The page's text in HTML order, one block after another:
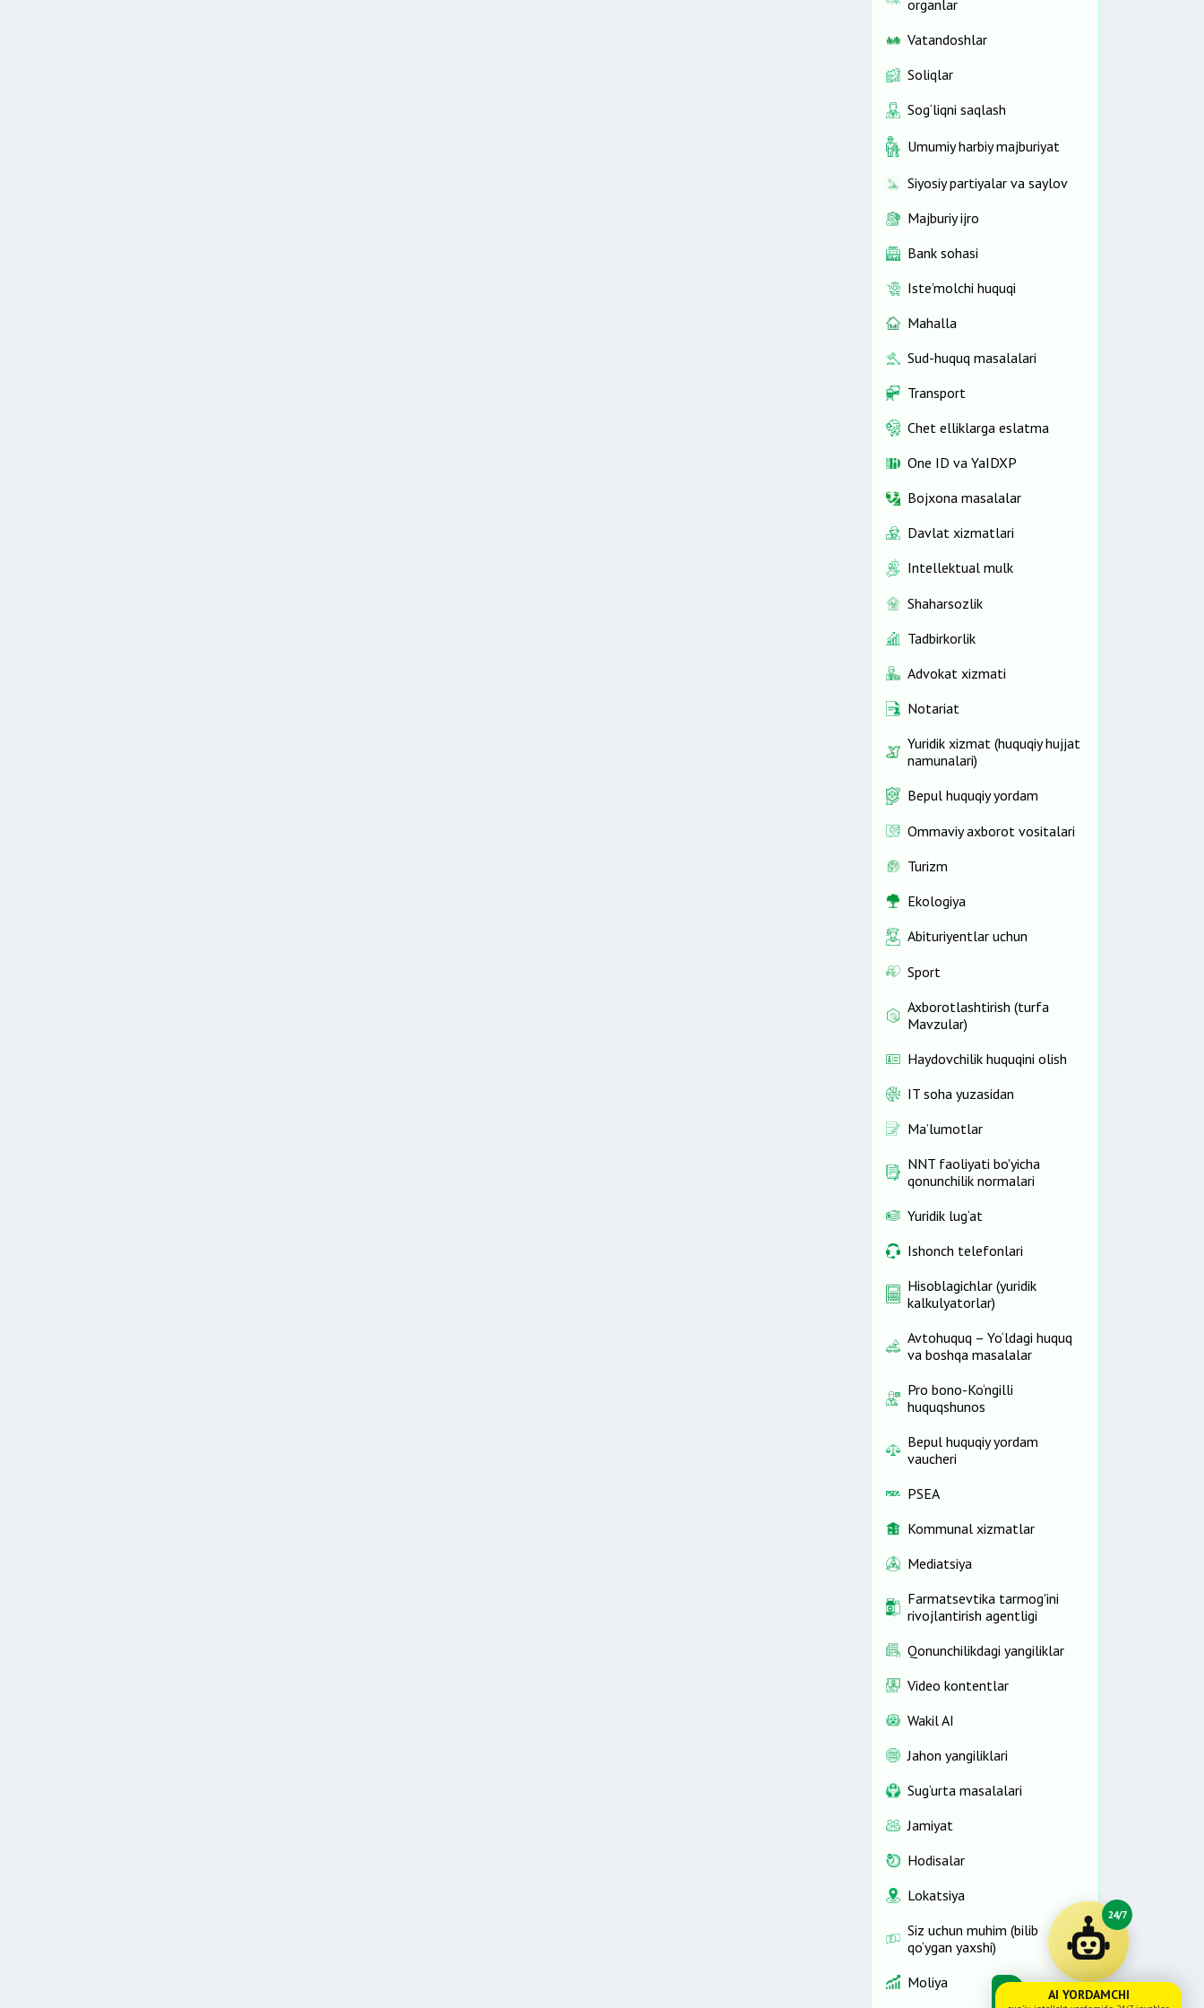
organlar
Vatandoshlar
Soliqlar
Sog‘liqni saqlash
Umumiy harbiy majburiyat
Siyosiy partiyalar va saylov
Majburiy ijro
Bank sohasi
Iste’molchi huquqi
Mahalla
Sud-huquq masalalari
Transport
Chet elliklarga eslatma
One ID vа YaIDXP
Bojxona masalalar
Davlat xizmatlari
Intellektual mulk
Shaharsozlik
Tadbirkorlik
Advokat xizmati
Notariat
Yuridik xizmat (huquqiy hujjat
namunalari)
Bepul huquqiy yordam
Ommaviy axborot vositalari
Turizm
Ekologiya
Abituriyentlar uchun
Sport
Axborotlashtirish (turfa
Mavzular)
Haydovchilik huquqini olish
IT soha yuzasidan
Ma’lumotlar
NNT faoliyati bo'yicha
qonunchilik normalari
Yuridik lug‘at
Ishonch telefonlari
Hisoblagichlar (yuridik
kalkulyatorlar)
Avtohuquq – Yo‘ldagi huquq
va boshqa masalalar
Pro bono-Ko‘ngilli
huquqshunos
Bepul huquqiy yordam
vaucheri
PSEA
Kommunal xizmatlar
Mediatsiya
Farmatsevtika tarmog'ini
rivojlantirish agentligi
Qonunchilikdagi yangiliklar
Video kontentlar
Wakil AI
Jahon yangiliklari
Sug‘urta masalalari
Jamiyat
Hodisalar
Lokatsiya
Siz uchun muhim (bilib
qo‘ygan yaxshi)
Moliya
24/7
AI YORDAMCHI